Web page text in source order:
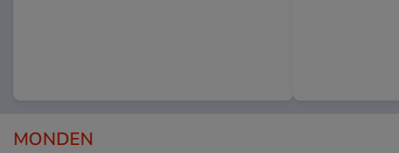
MONDEN